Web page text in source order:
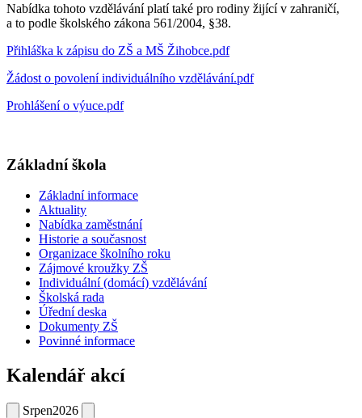
Nabídka tohoto vzdělávání platí také pro rodiny žijící v zahraničí,
a to podle školského zákona 561/2004, §38.
Přihláška k zápisu do ZŠ a MŠ Žihobce.pdf
Žádost o povolení individuálního vzdělávání.pdf
Prohlášení o výuce.pdf
Základní škola
Základní informace
Aktuality
Nabídka zaměstnání
Historie a současnost
Organizace školního roku
Zájmové kroužky ZŠ
Individuální (domácí) vzdělávání
Školská rada
Úřední deska
Dokumenty ZŠ
Povinné informace
Kalendář akcí
Srpen2026